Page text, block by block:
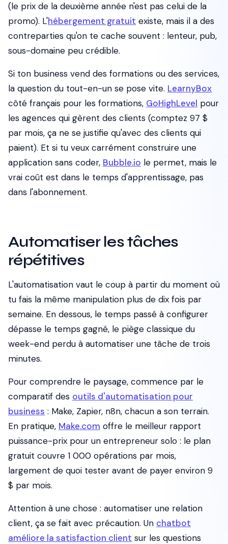
(le prix de la deuxième année n'est pas celui de la
promo). L'hébergement gratuit existe, mais il a des
contreparties qu'on te cache souvent : lenteur, pub,
sous-domaine peu crédible.
Si ton business vend des formations ou des services,
la question du tout-en-un se pose vite. LearnyBox
côté français pour les formations, GoHighLevel pour
les agences qui gèrent des clients (comptez 97 $
par mois, ça ne se justifie qu'avec des clients qui
paient). Et si tu veux carrément construire une
application sans coder, Bubble.io le permet, mais le
vrai coût est dans le temps d'apprentissage, pas
dans l'abonnement.
Automatiser les tâches
répétitives
L'automatisation vaut le coup à partir du moment où
tu fais la même manipulation plus de dix fois par
semaine. En dessous, le temps passé à configurer
dépasse le temps gagné, le piège classique du
week-end perdu à automatiser une tâche de trois
minutes.
Pour comprendre le paysage, commence par le
comparatif des outils d'automatisation pour
business : Make, Zapier, n8n, chacun a son terrain.
En pratique, Make.com offre le meilleur rapport
puissance-prix pour un entrepreneur solo : le plan
gratuit couvre 1 000 opérations par mois,
largement de quoi tester avant de payer environ 9
$ par mois.
Attention à une chose : automatiser une relation
client, ça se fait avec précaution. Un chatbot
améliore la satisfaction client sur les questions